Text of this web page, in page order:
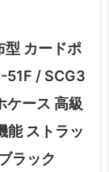
型 カードポ
51F / SCG3
ケース 高級
能 ストラッ
ラック